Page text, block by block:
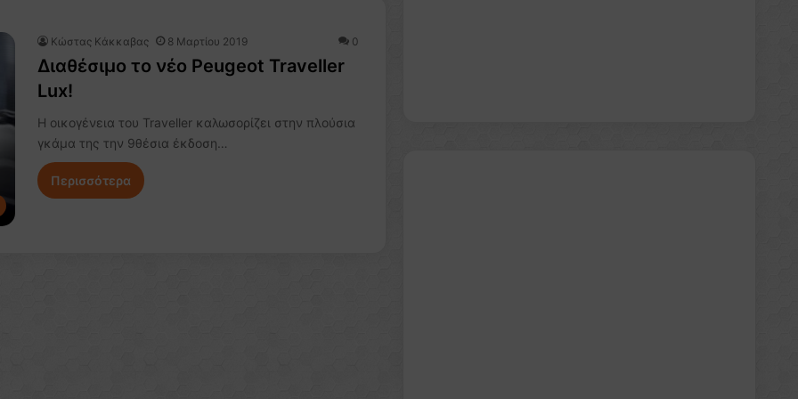
Κώστας Κάκκαβας 8 Μαρτίου 2019 0
Διαθέσιμο το νέο Peugeot Traveller
Lux!
H οικογένεια του Traveller καλωσορίζει στην πλούσια
γκάμα της την 9θέσια έκδοση…
Περισσότερα